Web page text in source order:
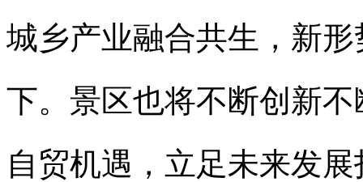
城乡产业融合共生，新
下。景区也将不断创新
自贸机遇，立足未来发